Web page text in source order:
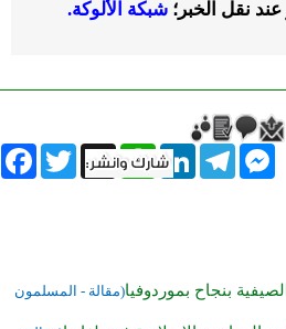
نقل الخبر؛ شبكة الألوكة.
Twitter X
WhatsAppLinkedInTelegram
Messenger
بنجاح بموردوفيا(مقالة - المسلمون